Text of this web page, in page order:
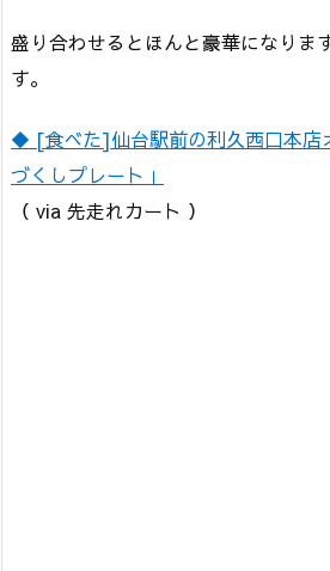
盛り合わせるとほんと豪華になりま
す。
◆ [食べた]仙台駅前の利久西口本店
づくしプレート」
（ via 先走れカート ）